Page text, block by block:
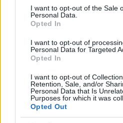
consent section.
I want to opt-out of the Sale
Personal Data.
Opted In
I want to opt-out of
Personal Data for Targeted
Opted In
I want to opt-out of
Retention, Sale, and/or
Personal Data that Is
Purposes for which it was
Opted Out
„Fantasztikus csapatot
bizonyította, hogy a
rendszeresen tud a bajnoki
összegezte az eddigi
„Most kicsit át kell
befektetőkkel és